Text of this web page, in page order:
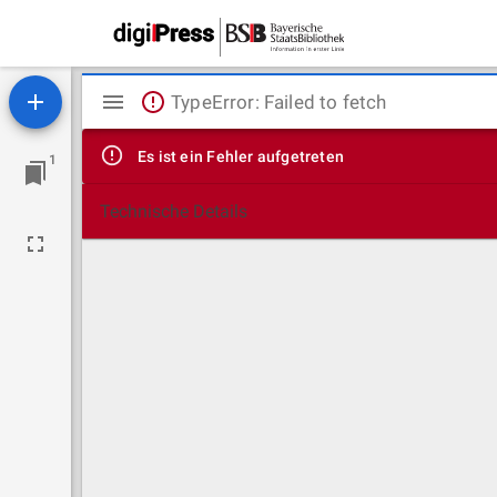
1
Mirador
Viewer
TypeError: Failed to fetch
Es ist ein Fehler aufgetreten
Technische Details